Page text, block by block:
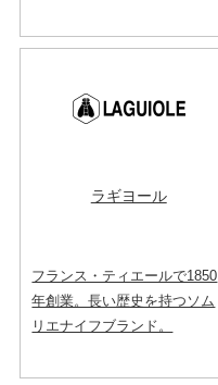
ラギヨール
フランス・ティエールで1850
年創業。長い歴史を持つソム
リエナイフブランド。